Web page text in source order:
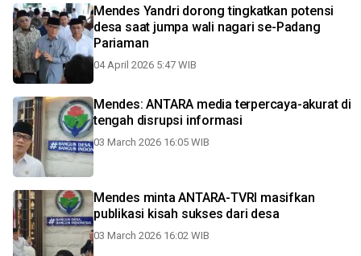
Mendes Yandri dorong tingkatkan potensi
desa saat jumpa wali nagari se-Padang
Pariaman
04 April 2026 5:47 WIB
Mendes: ANTARA media terpercaya-akurat di
tengah disrupsi informasi
03 March 2026 16:05 WIB
Mendes minta ANTARA-TVRI masifkan
publikasi kisah sukses dari desa
03 March 2026 16:02 WIB